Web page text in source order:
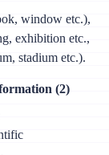
window etc.),
exhibition etc.,
stadium etc.).
(2)